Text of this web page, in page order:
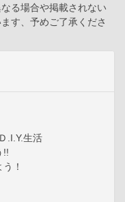
る場合や掲載されない
す、予めご了承くださ
.I.Y.生活
!!
！